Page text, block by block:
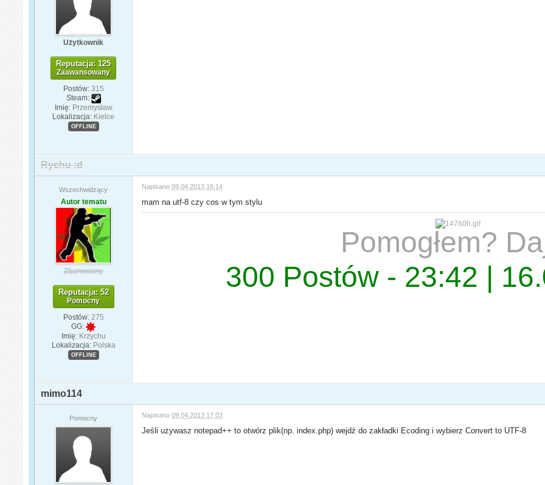
Użytkownik
Reputacja: 125
Zaawansowany
Postów: 315
Steam:
Imię: Przemysław
Lokalizacja: Kielce
OFFLINE
Rychu :d
Wszechwidzący
Autor tematu
Zbanowany
Reputacja: 52
Pomocny
Postów: 275
GG:
Imię: Krzychu
Lokalizacja: Polska
OFFLINE
Napisano09.04.2013 16:14
mam na utf-8 czy cos w tym stylu
Pomogłem?
300 Postów - 23:42 |
mimo114
Pomocny Napisano09.04.2013 17:03
Jeśli używasz notepad++ to otwórz plik(np. index.php) wejdź do zakładki Ecoding i wybierz Convert to UTF-8